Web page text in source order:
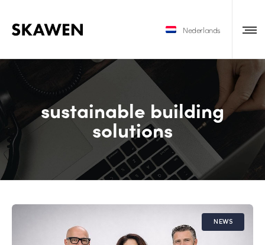
Nederlands
sustainable building
solutions
NEWS